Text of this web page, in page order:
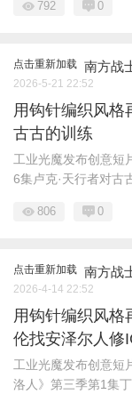
792 0
点击重新加载 南方战
2026-5-21 22:52
用钩针编织风格
古古的训练
工业光魔发布创意短
6集卢克·天行者对古
806 0
点击重新加载 南方战
2026-4-14 22:52
用钩针编织风格
伦找安泽尔人修
工业光魔发布创意短
洛人》第三季第1集丁